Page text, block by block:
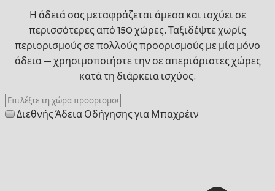
Η άδειά σας μεταφράζεται άμεσα και ισχύει σε
περισσότερες από 150 χώρες. Ταξιδέψτε χωρίς
περιορισμούς σε πολλούς προορισμούς με μία μόνο
άδεια — χρησιμοποιήστε την σε απεριόριστες χώρες
κατά τη διάρκεια ισχύος.
Διεθνής Άδεια Οδήγησης για Μπαχρέιν